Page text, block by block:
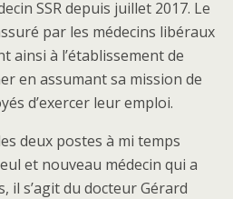
SSR depuis juillet 2017. Le
par les médecins libéraux
ainsi à l’établissement de
en assumant sa mission de
d’exercer leur emploi.
deux postes à mi temps
et nouveau médecin qui a
il s’agit du docteur Gérard